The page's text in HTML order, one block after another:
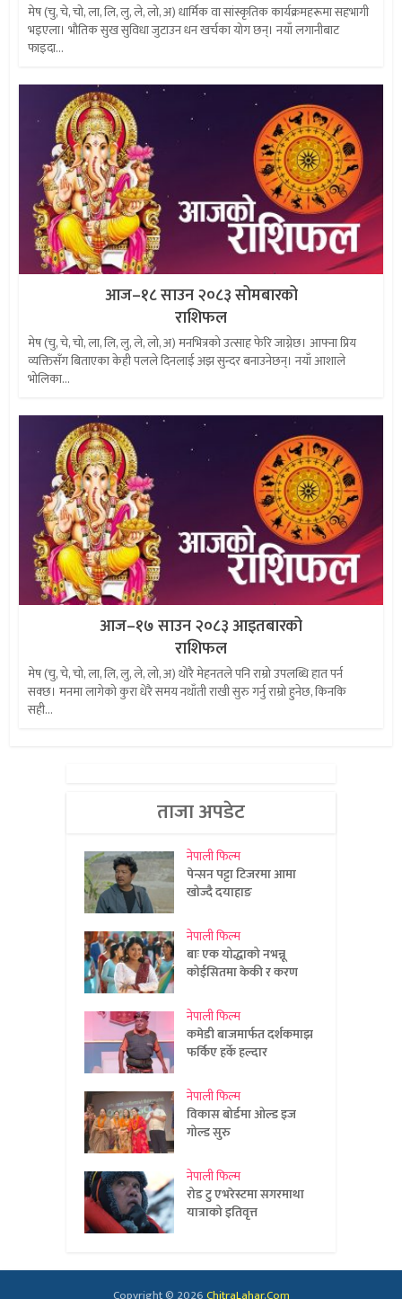
मेष (चु, चे, चो, ला, लि, लु, ले, लो, अ) धार्मिक वा सांस्कृतिक कार्यक्रमहरूमा सहभागी
भइएला। भौतिक सुख सुविधा जुटाउन धन खर्चका योग छन्। नयाँ लगानीबाट
फाइदा...
आज–१८ साउन २०८३ सोमबारको
राशिफल
मेष (चु, चे, चो, ला, लि, लु, ले, लो, अ) मनभित्रको उत्साह फेरि जाग्नेछ। आफ्ना प्रिय
व्यक्तिसँग बिताएका केही पलले दिनलाई अझ सुन्दर बनाउनेछन्। नयाँ आशाले
भोलिका...
आज–१७ साउन २०८३ आइतबारको
राशिफल
मेष (चु, चे, चो, ला, लि, लु, ले, लो, अ) थोरै मेहनतले पनि राम्रो उपलब्धि हात पर्न
सक्छ। मनमा लागेको कुरा धेरै समय नथाँती राखी सुरु गर्नु राम्रो हुनेछ, किनकि
सही...
ताजा अपडेट
नेपाली फिल्म
पेन्सन पट्टा टिजरमा आमा
खोज्दै दयाहाङ
नेपाली फिल्म
बाः एक योद्धाको नभन्नू
कोईसितमा केकी र करण
नेपाली फिल्म
कमेडी बाजमार्फत दर्शकमाझ
फर्किए हर्के हल्दार
नेपाली फिल्म
विकास बोर्डमा ओल्ड इज
गोल्ड सुरु
नेपाली फिल्म
रोड टु एभरेस्टमा सगरमाथा
यात्राको इतिवृत्त